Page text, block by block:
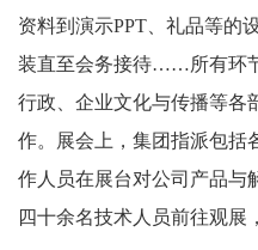
资料到演示PPT 、礼品等的
装直至会务接待……所有环
行政、企业文化与传播等各
作。展会上，集团指派包括
作人员在展台对公司产品与
四十余名技术人员前往观展